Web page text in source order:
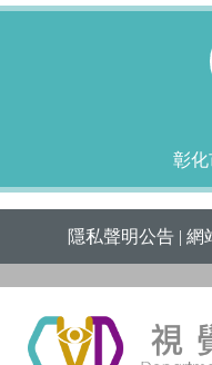
彰
隱私聲明公告 | 網